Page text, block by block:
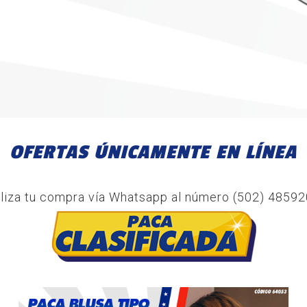
OFERTAS ÚNICAMENTE EN LÍNEA
tu compra vía Whatsapp al número (502)